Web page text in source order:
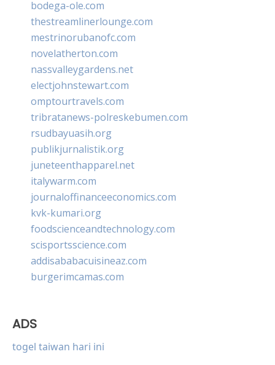
bodega-ole.com
thestreamlinerlounge.com
mestrinorubanofc.com
novelatherton.com
nassvalleygardens.net
electjohnstewart.com
omptourtravels.com
tribratanews-polreskebumen.com
rsudbayuasih.org
publikjurnalistik.org
juneteenthapparel.net
italywarm.com
journaloffinanceeconomics.com
kvk-kumari.org
foodscienceandtechnology.com
scisportsscience.com
addisababacuisineaz.com
burgerimcamas.com
ADS
togel taiwan hari ini